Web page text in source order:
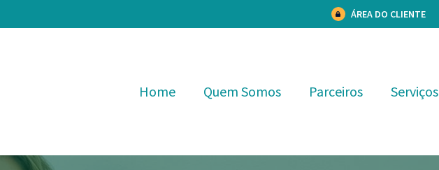
ÁREA DO CLIENTE
Home Quem Somos Parceiros Serviços